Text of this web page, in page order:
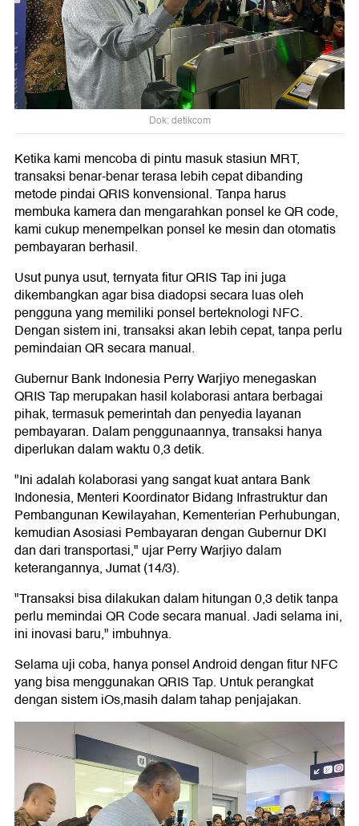
Dok: detikcom
Ketika kami mencoba di pintu masuk stasiun MRT,
transaksi benar-benar terasa lebih cepat dibanding
metode pindai QRIS konvensional. Tanpa harus
membuka kamera dan mengarahkan ponsel ke QR code,
kami cukup menempelkan ponsel ke mesin dan otomatis
pembayaran berhasil.
Usut punya usut, ternyata fitur QRIS Tap ini juga
dikembangkan agar bisa diadopsi secara luas oleh
pengguna yang memiliki ponsel berteknologi NFC.
Dengan sistem ini, transaksi akan lebih cepat, tanpa perlu
pemindaian QR secara manual.
Gubernur Bank Indonesia Perry Warjiyo menegaskan
QRIS Tap merupakan hasil kolaborasi antara berbagai
pihak, termasuk pemerintah dan penyedia layanan
pembayaran. Dalam penggunaannya, transaksi hanya
diperlukan dalam waktu 0,3 detik.
"Ini adalah kolaborasi yang sangat kuat antara Bank
Indonesia, Menteri Koordinator Bidang Infrastruktur dan
Pembangunan Kewilayahan, Kementerian Perhubungan,
kemudian Asosiasi Pembayaran dengan Gubernur DKI
dan dari transportasi," ujar Perry Warjiyo dalam
keterangannya, Jumat (14/3).
"Transaksi bisa dilakukan dalam hitungan 0,3 detik tanpa
perlu memindai QR Code secara manual. Jadi selama ini,
ini inovasi baru," imbuhnya.
Selama uji coba, hanya ponsel Android dengan fitur NFC
yang bisa menggunakan QRIS Tap. Untuk perangkat
dengan sistem iOs,masih dalam tahap penjajakan.